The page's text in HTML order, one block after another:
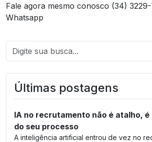
Fale agora mesmo conosco (34)
Whatsapp
Últimas postagens
IA no recrutamento não é atalho,
do seu processo
A inteligência artificial entrou de vez no